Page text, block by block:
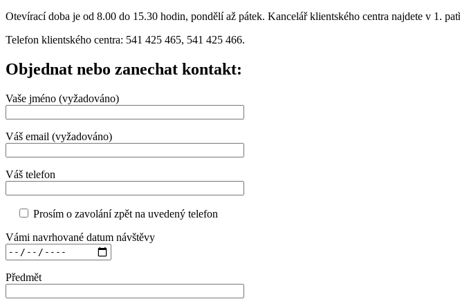
Otevírací doba je od 8.00 do 15.30 hodin, pondělí až pátek. Kancelář klientského centra najdete v 1.
Telefon klientského centra: 541 425 465, 541 425 466.
Objednat nebo zanechat kontakt:
Vaše jméno (vyžadováno)
Váš email (vyžadováno)
Váš telefon
Prosím o zavolání zpět na uvedený telefon
Vámi navrhované datum návštěvy
Předmět